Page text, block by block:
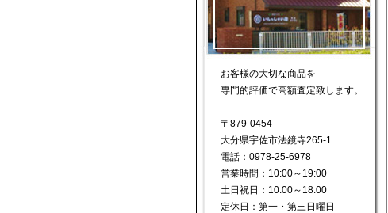
お客様の大切な商品を
専門的評価で高額査定致します。
〒879-0454
大分県宇佐市法鏡寺265-1
電話：0978-25-6978
営業時間：10:00～19:00
土日祝日：10:00～18:00
定休日：第一・第三日曜日